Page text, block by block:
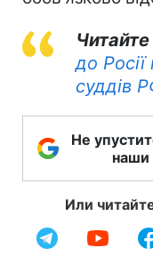
до
суддів
Не
наши
Или